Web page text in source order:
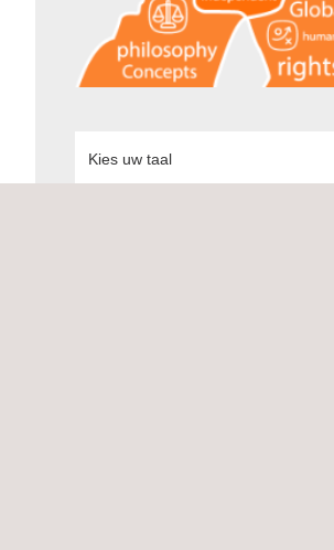
Kies uw taal